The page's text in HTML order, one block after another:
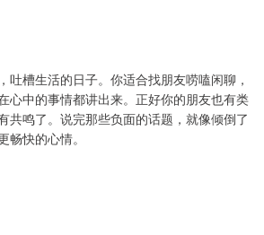
吐槽生活的日子。你适合找朋友唠嗑闲聊，
心中的事情都讲出来。正好你的朋友也有类
共鸣了。说完那些负面的话题，就像倾倒了
畅快的心情。